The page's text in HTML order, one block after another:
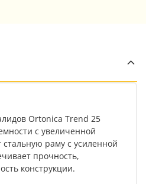
Ortonica Trend 25
с увеличенной
раму с усиленной
прочность,
конструкции.